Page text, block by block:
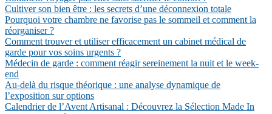
Cultiver son bien être : les secrets d’une déconnexion totale
Pourquoi votre chambre ne favorise pas le sommeil et comment la
réorganiser ?
Comment trouver et utiliser efficacement un cabinet médical de
garde pour vos soins urgents ?
Médecin de garde : comment réagir sereinement la nuit et le week-
end
Au-delà du risque théorique : une analyse dynamique de
l’exposition sur options
Calendrier de l’Avent Artisanal : Découvrez la Sélection Made In